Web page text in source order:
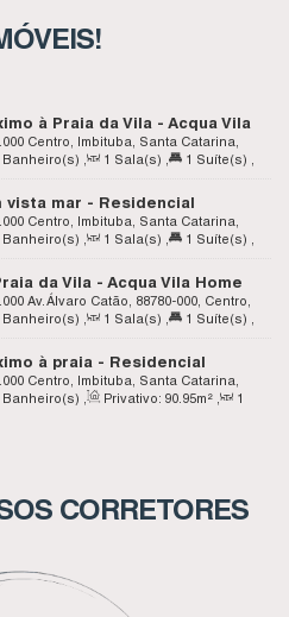
à Praia da Vila - Acqua Vila
- Centro - Imbituba SC
Centro, Imbituba, Santa Catarina,
Banheiro(s) 1 Sala(s) 1 Suíte(s)
vista mar - Residencial
Imbituba SC
Centro, Imbituba, Santa Catarina,
Banheiro(s) 1 Sala(s) 1 Suíte(s)
da Vila - Acqua Vila Home
Centro - Imbituba SC
Av. Álvaro Catão, 88780-000, Centro,
Brasil
Banheiro(s) 1 Sala(s) 1 Suíte(s)
à praia - Residencial
SC
Centro, Imbituba, Santa Catarina,
Banheiro(s) Privativo: 90 .95m²
1
CORRETORES